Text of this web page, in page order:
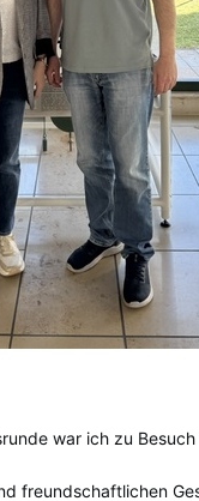
war ich zu
freundschaftlichen